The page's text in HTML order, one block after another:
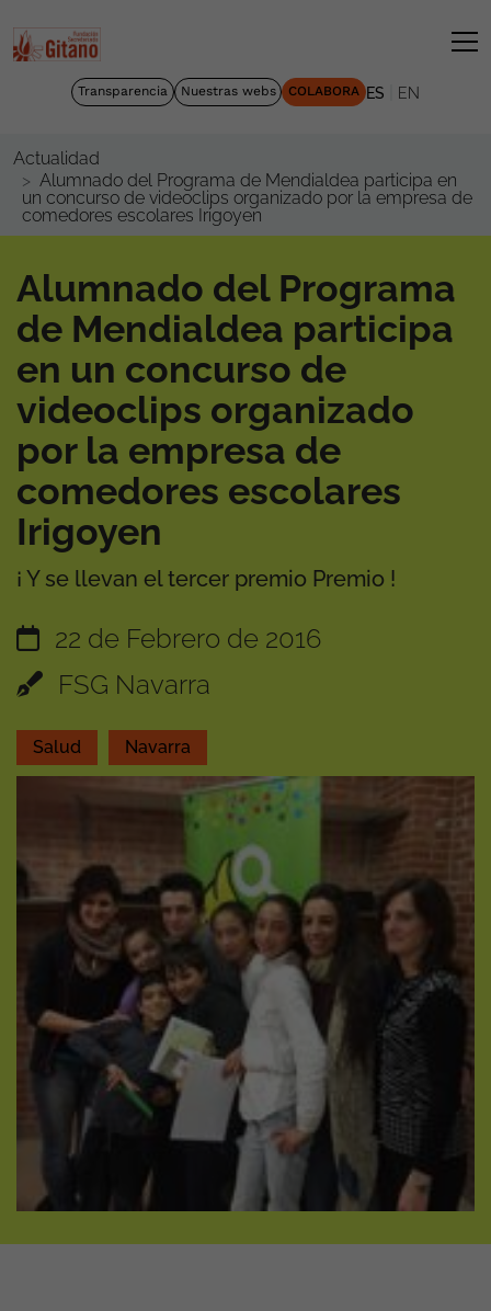
Transparencia Nuestras webs COLABORA ES EN
Actualidad
Alumnado del Programa de Mendialdea participa en
un concurso de videoclips organizado por la empresa de
comedores escolares Irigoyen
Alumnado del Programa
de Mendialdea participa
en un concurso de
videoclips organizado
por la empresa de
comedores escolares
Irigoyen
¡ Y se llevan el tercer premio Premio !
22 de Febrero de 2016
FSG Navarra
Salud Navarra